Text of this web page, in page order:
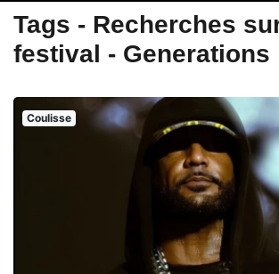
Tags - Recherches
festival - Generations
Coulisse